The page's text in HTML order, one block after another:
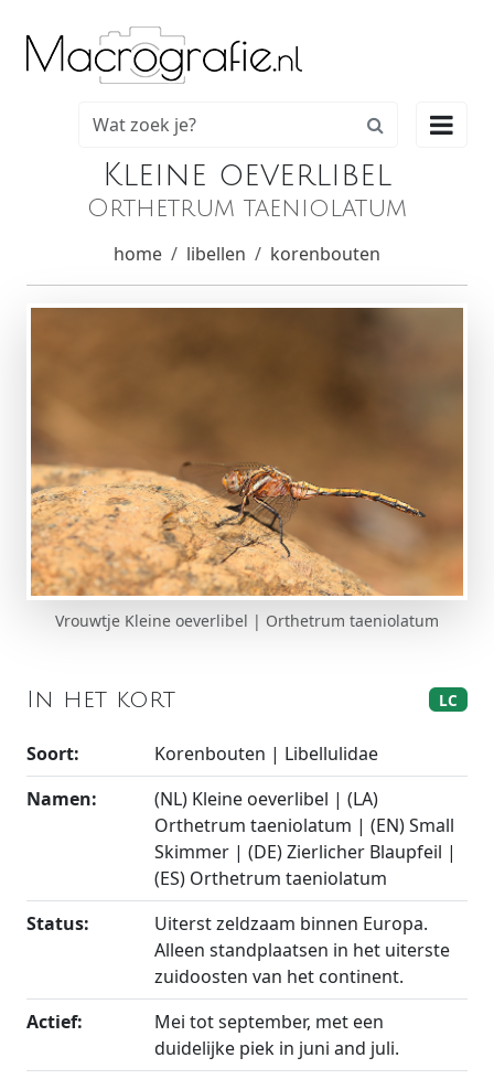

Kleine oeverlibel
Orthetrum taeniolatum
home libellen korenbouten
Vrouwtje Kleine oeverlibel | Orthetrum taeniolatum
In het kort LC
Soort:
Korenbouten | Libellulidae
Namen:
(NL) Kleine oeverlibel | (LA)
Orthetrum taeniolatum | (EN) Small
Skimmer | (DE) Zierlicher Blaupfeil |
(ES) Orthetrum taeniolatum
Status:
Uiterst zeldzaam binnen Europa.
Alleen standplaatsen in het uiterste
zuidoosten van het continent.
Actief:
Mei tot september, met een
duidelijke piek in juni and juli.